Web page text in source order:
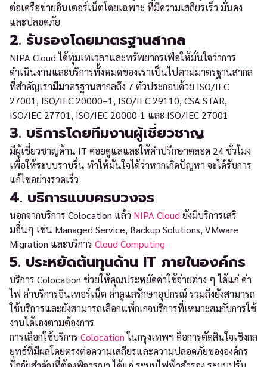
ต่อเครือข่ายอินเตอร์เน็ตโดยเฉพาะ ที่มีความเสถียรเร็ว มั่นคง
และปลอดภัย
2. รับรองโดยมาตรฐานสากล
NIPA Cloud ได้ทุ่มเทเวลาและทรัพยากรเพื่อให้มั่นใจว่าการ
ดำเนินงานและบริการทั้งหมดของเราเป็นไปตามมาตรฐานสากล
ที่สำคัญเรามีมาตรฐานสากลถึง 7 ตัวประกอบด้วย ISO/IEC
27001, ISO/IEC 20000–1, ISO/IEC 29110, CSA STAR,
ISO/IEC 27701, ISO/IEC 20000-1 และ ISO/IEC 27001
3. บริการโดยทีมงานผู้เชี่ยวชาญ
มีผู้เชี่ยวชาญด้าน IT คอยดูแลและให้คำปรึกษาตลอด 24 ชั่วโมง
เพื่อให้ระบบราบรื่น ทำให้มั่นใจได้ว่าหากเกิดปัญหา จะได้รับการ
แก้ไขอย่างรวดเร็ว
4. บริการแบบครบวงจร
นอกจากบริการ Colocation แล้ว NIPA Cloud ยังมีบริการเสริ
มอื่นๆ เช่น Managed Service, Backup Solutions, VMware
Migration และบริการ Cloud Computing
5. ประหยัดต้นทุนด้าน IT ภายในองค์กร
บริการ Colocation ช่วยให้คุณประหยัดค่าใช้จ่ายต่าง ๆ ได้แก่ ค่า
ไฟ ค่าบริการอินเทอร์เน็ต ค่าดูแลรักษาอุปกรณ์ รวมถึงยังสามารถ
ใช้บริการและยังสามารถเลือกแพ็กเกจบริการที่เหมาะสมกับการใช้
งานได้เองตามต้องการ
การเลือกใช้บริการ Colocationในกรุงเทพฯ คือการตัดสินใจเชิงกล
ยุทธ์ที่มีผลโดยตรงต่อความเสถียรและความปลอดภัยขององค์กร